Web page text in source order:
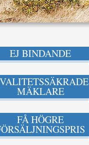
EJ BINDANDE
MÄKLARE
FÅ HÖGRE